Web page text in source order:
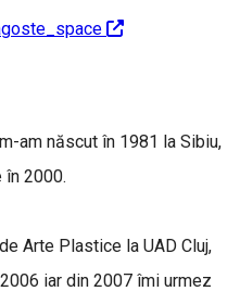
am născut în 1981 la Sibiu,
în 2000.
Arte Plastice la UAD Cluj,
iar din 2007 îmi urmez